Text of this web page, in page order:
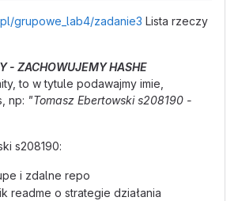
grupowe_lab4/zadanie3 Lista rzeczy
- ZACHOWUJEMY HASHE
to w tytule podawajmy imie,
np: "Tomasz Ebertowski s208190 -
s208190:
i zdalne repo
readme o strategie działania